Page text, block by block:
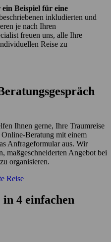
ein Beispiel für eine
inkludierten und
je nach Ihren
freuen uns, alle Ihre
Reise zu
Ihnen gerne, Ihre Traumreise
Beratung mit einem
Anfrageformular aus. Wir
maßgeschneiderten Angebot bei
organisieren.
Reise
in 4 einfachen